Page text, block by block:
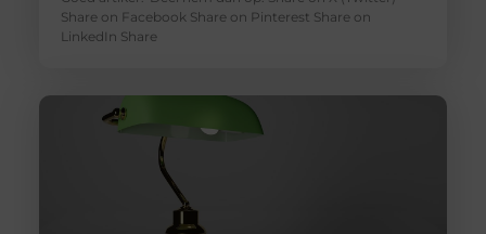
Share on Facebook Share on Pinterest Share on
LinkedIn Share